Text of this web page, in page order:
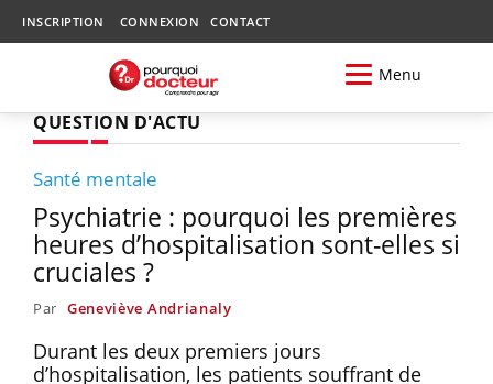
INSCRIPTION CONNEXION CONTACT
Menu
QUESTION D'ACTU
Santé mentale
Psychiatrie : pourquoi les premières
heures d’hospitalisation sont-elles si
cruciales ?
Par Geneviève Andrianaly
Durant les deux premiers jours
d’hospitalisation, les patients souffrant de